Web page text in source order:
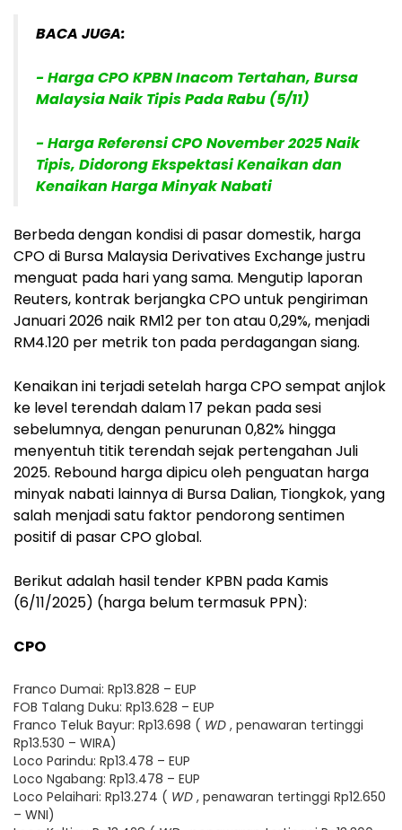
BACA JUGA:
- Harga CPO KPBN Inacom Tertahan, Bursa
Malaysia Naik Tipis Pada Rabu (5/11)
- Harga Referensi CPO November 2025 Naik
Tipis, Didorong Ekspektasi Kenaikan dan
Kenaikan Harga Minyak Nabati
Berbeda dengan kondisi di pasar domestik, harga
CPO di Bursa Malaysia Derivatives Exchange justru
menguat pada hari yang sama. Mengutip laporan
Reuters, kontrak berjangka CPO untuk pengiriman
Januari 2026 naik RM12 per ton atau 0,29%, menjadi
RM4.120 per metrik ton pada perdagangan siang.
Kenaikan ini terjadi setelah harga CPO sempat anjlok
ke level terendah dalam 17 pekan pada sesi
sebelumnya, dengan penurunan 0,82% hingga
menyentuh titik terendah sejak pertengahan Juli
2025. Rebound harga dipicu oleh penguatan harga
minyak nabati lainnya di Bursa Dalian, Tiongkok, yang
salah menjadi satu faktor pendorong sentimen
positif di pasar CPO global.
Berikut adalah hasil tender KPBN pada Kamis
(6/11/2025) (harga belum termasuk PPN):
CPO
Franco Dumai: Rp13.828 – EUP
FOB Talang Duku: Rp13.628 – EUP
Franco Teluk Bayur: Rp13.698 ( WD , penawaran tertinggi
Rp13.530 – WIRA)
Loco Parindu: Rp13.478 – EUP
Loco Ngabang: Rp13.478 – EUP
Loco Pelaihari: Rp13.274 ( WD , penawaran tertinggi Rp12.650
– WNI)